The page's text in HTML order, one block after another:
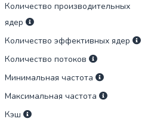
Количество производительных
ядер
Количество эффективных ядер
Количество потоков
Минимальная частота
Максимальная частота
Кэш